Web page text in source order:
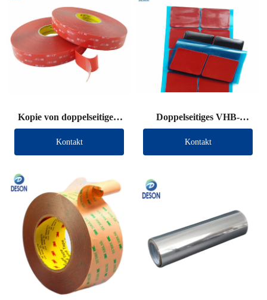
Kopie von doppelseitigem
VHB-Klebeband (andere
Marke)
Kontakt
Doppelseitiges VHB-
Klebeband (andere
Marke)
Kontakt